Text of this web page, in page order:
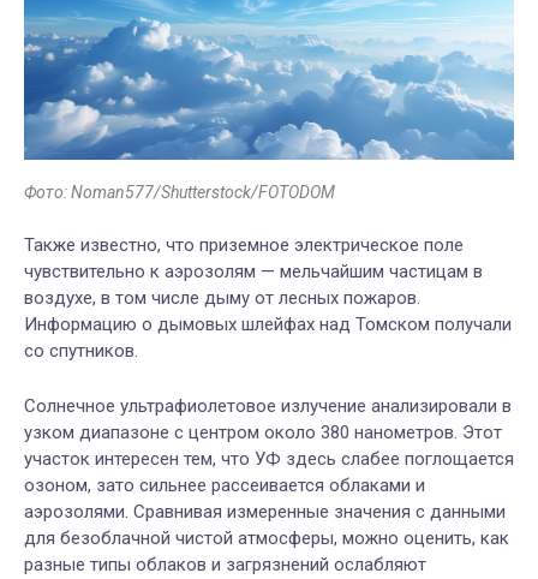
Фото: Noman577/Shutterstock/FOTODOM
Также известно, что приземное электрическое поле
чувствительно к аэрозолям — мельчайшим частицам в
воздухе, в том числе дыму от лесных пожаров.
Информацию о дымовых шлейфах над Томском получали
со спутников.
Солнечное ультрафиолетовое излучение анализировали в
узком диапазоне с центром около 380 нанометров. Этот
участок интересен тем, что УФ здесь слабее поглощается
озоном, зато сильнее рассеивается облаками и
аэрозолями. Сравнивая измеренные значения с данными
для безоблачной чистой атмосферы, можно оценить, как
разные типы облаков и загрязнений ослабляют